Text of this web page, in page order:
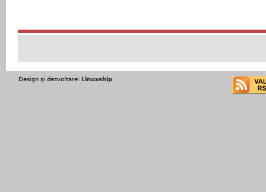
Design şi dezvoltare: Linuxship